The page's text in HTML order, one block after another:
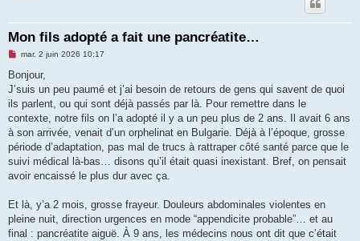
Mon fils adopté a fait une pancréatite…
M
s
a
g
e
n
o
l
u
mar. 2 juin 2026 10:17
Bonjour,
J’suis un peu paumé et j’ai besoin de retours de gens qui savent de quoi
ils parlent, ou qui sont déjà passés par là. Pour remettre dans le
contexte, notre fils on l’a adopté il y a un peu plus de 2 ans. Il avait 6 ans
à son arrivée, venait d’un orphelinat en Bulgarie. Déjà à l’époque, grosse
période d’adaptation, pas mal de trucs à rattraper côté santé parce que le
suivi médical là-bas… disons qu’il était quasi inexistant. Bref, on pensait
avoir encaissé le plus dur avec ça.
Et là, y’a 2 mois, grosse frayeur. Douleurs abdominales violentes en
pleine nuit, direction urgences en mode “appendicite probable”… et au
final : pancréatite aiguë. À 9 ans, les médecins nous ont dit que c’était